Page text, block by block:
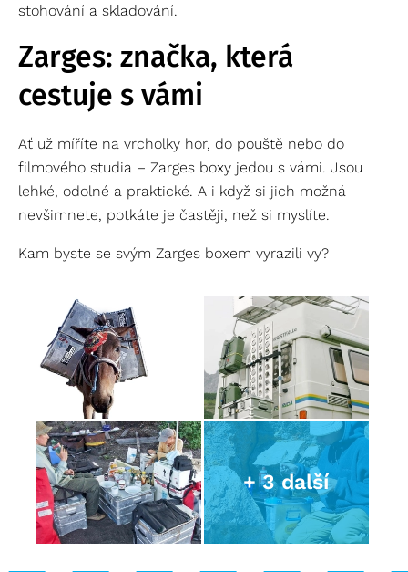
stohování a skladování.
Zarges: značka, která
cestuje s vámi
Ať už míříte na vrcholky hor, do pouště nebo do
filmového studia – Zarges boxy jedou s vámi. Jsou
lehké, odolné a praktické. A i když si jich možná
nevšimnete, potkáte je častěji, než si myslíte.
Kam byste se svým Zarges boxem vyrazili vy?